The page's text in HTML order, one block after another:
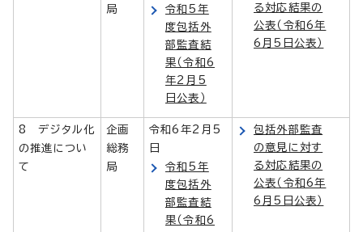
局
令和5年
度包括外
部監査結
果（令和6
年2月5
日公表）
る対応結果の
公表（令和6年
6月5日公表）
8 デジタル化
の推進につい
て
企画
総務
局
令和6年2月5
日
令和5年
度包括外
部監査結
果（令和6
包括外部監査
の意見に対す
る対応結果の
公表（令和6年
6月5日公表）